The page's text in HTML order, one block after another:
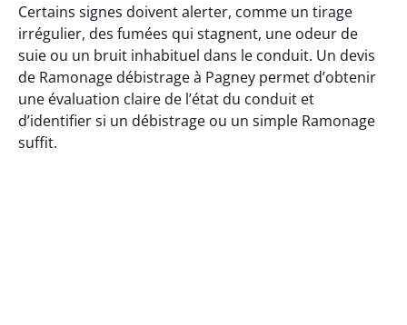
Certains signes doivent alerter, comme un tirage
irrégulier, des fumées qui stagnent, une odeur de
suie ou un bruit inhabituel dans le conduit. Un devis
de Ramonage débistrage à Pagney permet d’obtenir
une évaluation claire de l’état du conduit et
d’identifier si un débistrage ou un simple Ramonage
suffit.